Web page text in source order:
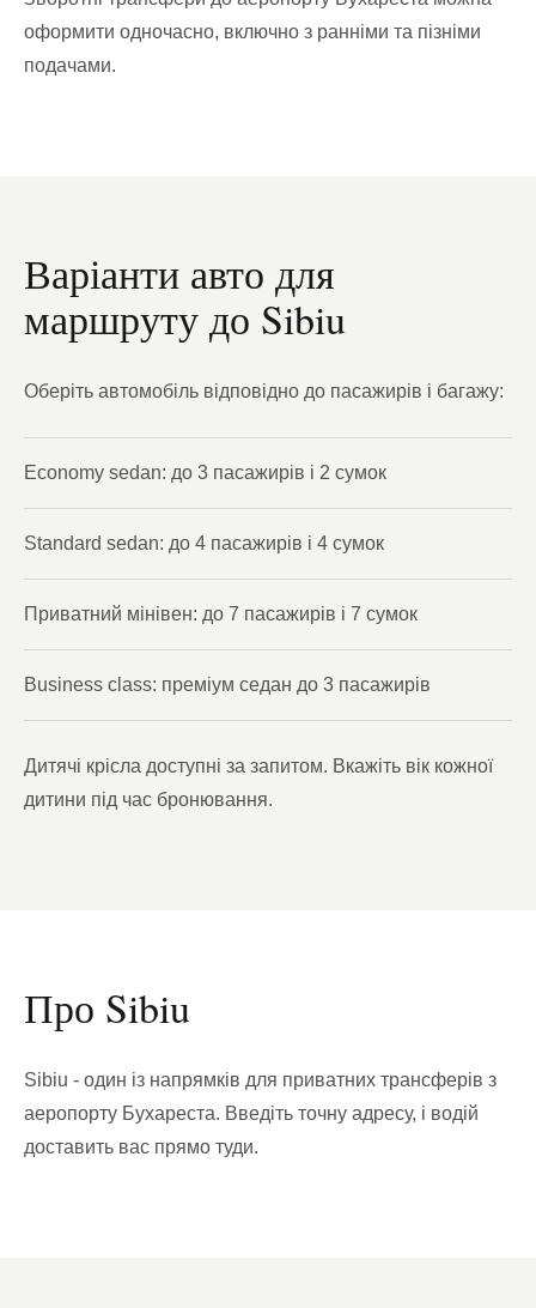
оформити одночасно, включно з ранніми та пізніми
подачами.
Варіанти авто для
маршруту до Sibiu
Оберіть автомобіль відповідно до пасажирів і багажу:
Economy sedan: до 3 пасажирів і 2 сумок
Standard sedan: до 4 пасажирів і 4 сумок
Приватний мінівен: до 7 пасажирів і 7 сумок
Business class: преміум седан до 3 пасажирів
Дитячі крісла доступні за запитом. Вкажіть вік кожної
дитини під час бронювання.
Про Sibiu
Sibiu - один із напрямків для приватних трансферів з
аеропорту Бухареста. Введіть точну адресу, і водій
доставить вас прямо туди.